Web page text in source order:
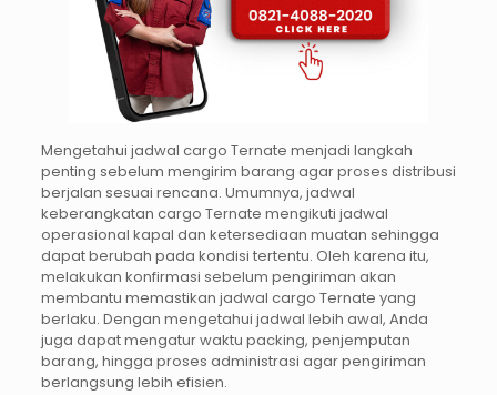
Mengetahui jadwal cargo Ternate menjadi langkah
penting sebelum mengirim barang agar proses distribusi
berjalan sesuai rencana. Umumnya, jadwal
keberangkatan cargo Ternate mengikuti jadwal
operasional kapal dan ketersediaan muatan sehingga
dapat berubah pada kondisi tertentu. Oleh karena itu,
melakukan konfirmasi sebelum pengiriman akan
membantu memastikan jadwal cargo Ternate yang
berlaku. Dengan mengetahui jadwal lebih awal, Anda
juga dapat mengatur waktu packing, penjemputan
barang, hingga proses administrasi agar pengiriman
berlangsung lebih efisien.